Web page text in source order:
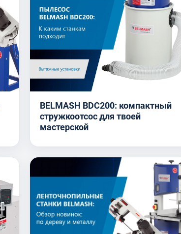
BELMASH BDC200: компактный
стружкоотсос для твоей
мастерской